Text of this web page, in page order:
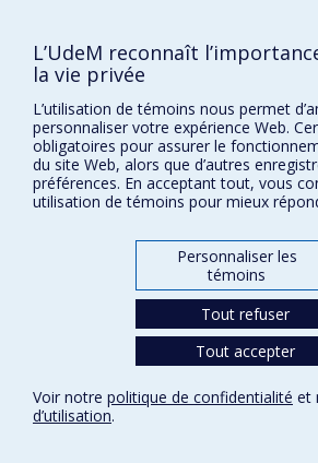
Plan du site
Accessibilité
FACULTÉ DES ARTS ET DES SCIENCES
Nos départements et écoles
Nos centres d'études
Conditions d’utilisation
Paramètres des témoins
L’UdeM reconnaît
la vie privée
L’utilisation de témoins nous permet
personnaliser votre expérience Web.
obligatoires pour assurer le
du site Web, alors que d’autres
préférences. En acceptant tout, vous
utilisation de témoins pour mieux
Personnaliser les
témoins
Tout refuser
Tout accepter
Voir notre politique de confidentialité et
d’utilisation.